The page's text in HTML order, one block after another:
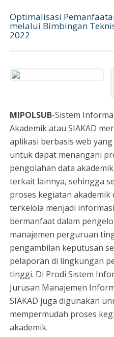
Optimalisasi
melalui Bimbingan
2022
MIPOLSUB-Sistem
Akademik atau SIAKAD
aplikasi berbasis web
untuk dapat menangani
pengolahan data
terkait lainnya, sehingga
proses kegiatan akademik
terkelola menjadi
bermanfaat dalam
manajemen perguruan
pengambilan keputusan
pelaporan di lingkungan
tinggi. Di Prodi Sistem
Jurusan Manajemen
SIAKAD juga digunakan
mempermudah proses
akademik.